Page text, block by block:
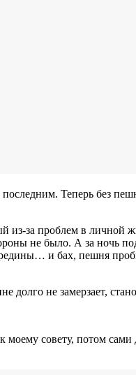
последним. Теперь без
из-за проблем в
не было. А за ночь
и бах, пешня
долго не замерзает,
совету, потом